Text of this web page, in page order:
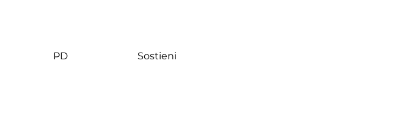
PD Sostieni